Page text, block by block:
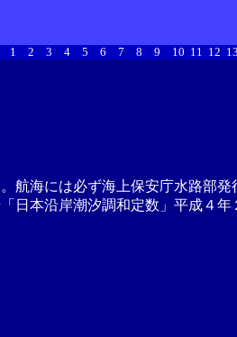
1 2 3 4 5 6 7 8 9 10 11 12 13
航海には必ず海上保安庁水路部発
日本沿岸潮汐調和定数」平成４年